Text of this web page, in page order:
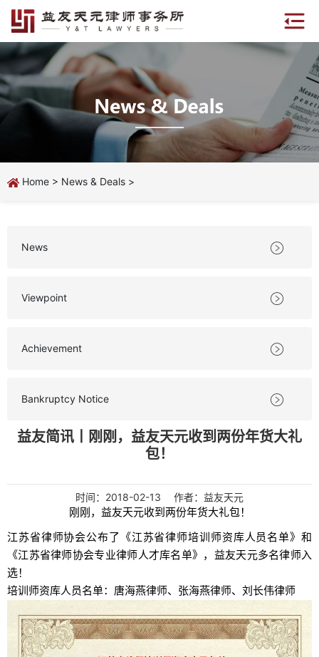
Home > News & Deals >
News 
Viewpoint 
Achievement 
Bankruptcy Notice 
益友简讯丨刚刚，益友天元收到两份年货大礼
包！
时间： 2018-02-13
作者：益友天元
刚刚，益友天元收到两份年货大礼包！
江苏省律师协会公布了《江苏省律师培训师资库人员名单》和
《江苏省律师协会专业律师人才库名单》，益友天元多名律师入
选！
培训师资库人员名单： 唐海燕律师、张海燕律师、刘长伟律师